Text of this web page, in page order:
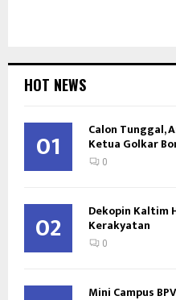
HOT NEWS
01 Calon Tunggal,
Ketua Golkar
0
02 Dekopin Kaltim
Kerakyatan
0
Mini Campus